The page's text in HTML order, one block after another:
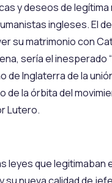
y deseos de
ingleses. El
su matrimonio con
sería el inesperado
de Inglaterra de la
de la órbita del
Lutero.
leyes que legitimaban